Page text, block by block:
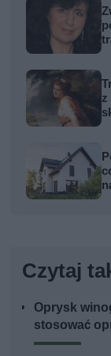
z
Czytaj
Oprysk
stosować